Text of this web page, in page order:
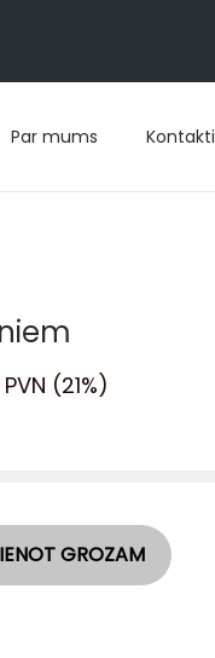
Par mums Kontakti
(21%)
GROZAM